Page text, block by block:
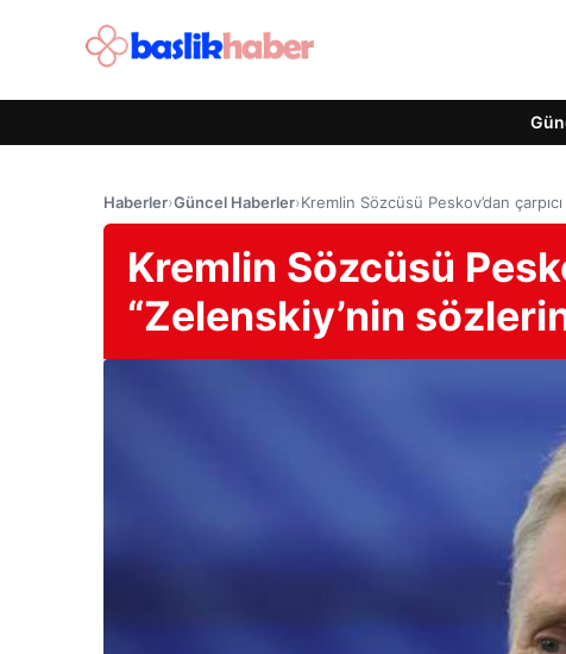
Haberler›Güncel Haberler›Kremlin Sözcüsü Peskov’dan
Kremlin Sözcüsü
“Zelenskiy’nin